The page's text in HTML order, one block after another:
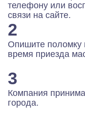
телефону или
связи на сайте.
2
Опишите поломку
время приезда
3
Компания
города.